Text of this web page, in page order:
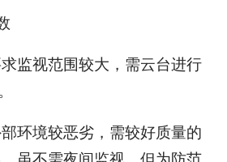
视范围较大，需云台进行
境较恶劣，需较好质量的
虽不需夜间监视，但为防范